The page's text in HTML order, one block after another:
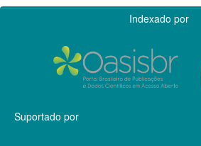
Indexado por
Suportado por